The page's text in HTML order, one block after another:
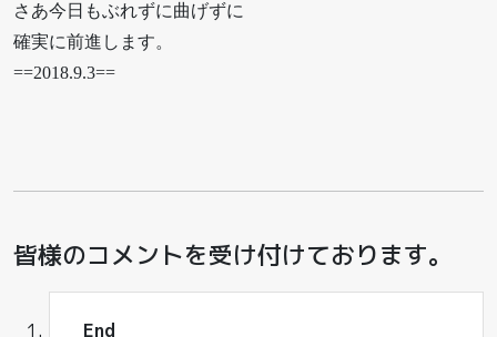
さあ今日もぶれずに曲げずに
確実に前進します。
==2018.9.3==
皆様のコメントを受け付けております。
End